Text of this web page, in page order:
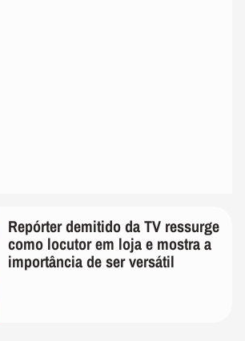
Repórter demitido da TV ressurge
como locutor em loja e mostra a
importância de ser versátil